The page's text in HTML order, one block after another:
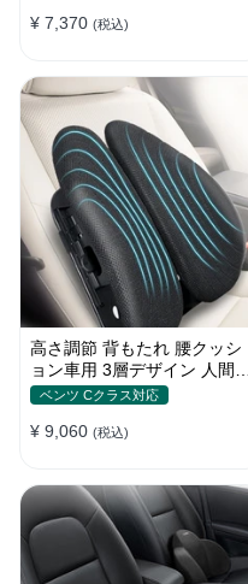
¥ 7,370 (税込)
高さ調節 背もたれ 腰クッシ
ョン車用 3層デザイン 人間工
学デザイン 姿勢サポート
ベンツ Cクラス対応
¥ 9,060 (税込)